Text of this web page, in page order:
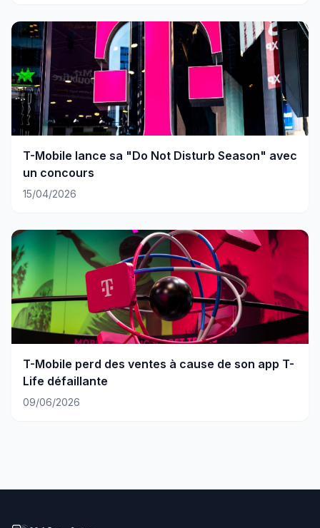
T-Mobile lance sa "Do Not Disturb Season" avec
un concours
15/04/2026
T-Mobile perd des ventes à cause de son app T-
Life défaillante
09/06/2026